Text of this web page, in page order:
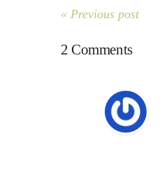
« Previous post
2 Comments